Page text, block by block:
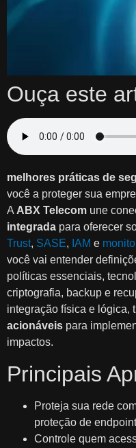
Ouça este
melhores práticas de
você a proteger sua
A ABX Telecom une
integrada para oferecer
Trust, SASE, IAM e
você vai entender
políticas essenciais,
criptografia, backup e
integração física e lógica,
acionáveis para
impactos.
Principais
Proteja sua rede
proteção de
Controle quem